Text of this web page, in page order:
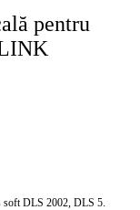
pentru
soft DLS 2002, DLS 5.